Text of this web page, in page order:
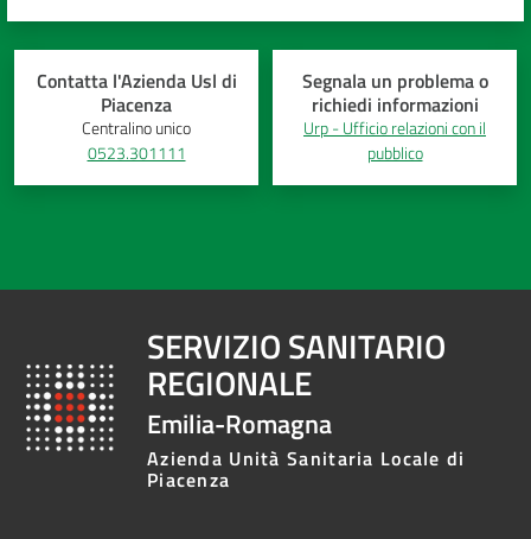
Contatta l'Azienda Usl di
Piacenza
Centralino unico
0523.301111
Segnala un problema o
richiedi informazioni
Urp - Ufficio relazioni con il
pubblico
SERVIZIO SANITARIO
REGIONALE
Emilia-Romagna
Azienda Unità Sanitaria Locale di
Piacenza